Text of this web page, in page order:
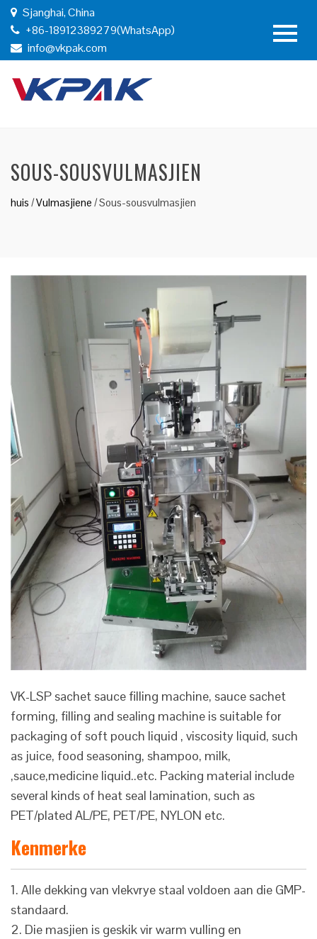
Sjanghai, China
+86-18912389279(WhatsApp)
info@vkpak.com
SOUS-SOUSVULMASJIEN
huis /Vulmasjiene /Sous-sousvulmasjien
VK-LSP sachet sauce filling machine, sauce sachet
forming, filling and sealing machine is suitable for
packaging of soft pouch liquid , viscosity liquid, such
as juice, food seasoning, shampoo, milk,
,sauce,medicine liquid..etc. Packing material include
several kinds of heat seal lamination, such as
PET/plated AL/PE, PET/PE, NYLON etc.
Kenmerke
1. Alle dekking van vlekvrye staal voldoen aan die GMP-
standaard.
2. Die masjien is geskik vir warm vulling en